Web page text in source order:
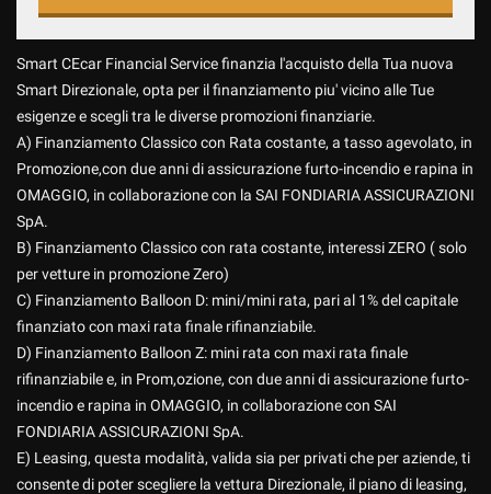
Contattaci
Ho letto e accettol'informativa privacy
Acconsento al trattamento dei miei dati per finalità di
marketing
Smart CEcar Financial Service finanzia l'acquisto della Tua nuova
Smart Direzionale, opta per il finanziamento piu' vicino alle Tue
esigenze e scegli tra le diverse promozioni finanziarie.
A) Finanziamento Classico con Rata costante, a tasso agevolato, in
Promozione,con due anni di assicurazione furto-incendio e rapina in
OMAGGIO, in collaborazione con la SAI FONDIARIA ASSICURAZIONI
SpA.
B) Finanziamento Classico con rata costante, interessi ZERO ( solo
per vetture in promozione Zero)
C) Finanziamento Balloon D: mini/mini rata, pari al 1% del capitale
finanziato con maxi rata finale rifinanziabile.
D) Finanziamento Balloon Z: mini rata con maxi rata finale
rifinanziabile e, in Prom,ozione, con due anni di assicurazione furto-
incendio e rapina in OMAGGIO, in collaborazione con SAI
FONDIARIA ASSICURAZIONI SpA.
E) Leasing, questa modalità, valida sia per privati che per aziende, ti
consente di poter scegliere la vettura Direzionale, il piano di leasing,